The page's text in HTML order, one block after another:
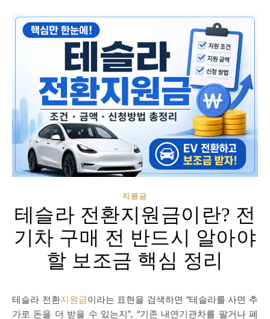
지원금
테슬라 전환지원금이란? 전
기차 구매 전 반드시 알아야
할 보조금 핵심 정리
테슬라 전환지원금이라는 표현을 검색하면 “테슬라를 사면 추
가로 돈을 더 받을 수 있는지”, “기존 내연기관차를 팔거나 폐